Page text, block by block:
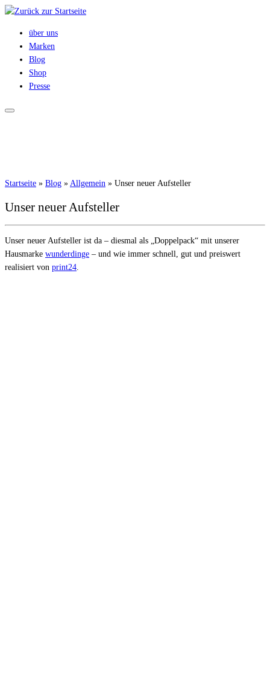
Zum
springenüber uns
Marken
Blog
Shop
Presse
Startseite » Blog » Allgemein » Unser neuer Aufsteller
Unser neuer Aufsteller
Unser neuer Aufsteller ist da – diesmal als „Doppelpack“ mit unserer
Hausmarke wunderdinge – und wie immer schnell, gut und preiswert
realisiert von print24